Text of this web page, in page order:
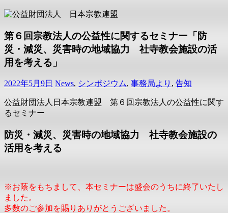
第６回宗教法人の公益性に関するセミナー「防
災・減災、災害時の地域協力 社寺教会施設の活
用を考える」
2022年5月9日 News, シンポジウム, 事務局より , 告知
公益財団法人日本宗教連盟 第６回宗教法人の公益性に関す
るセミナー
防災・減災、災害時の地域協力 社寺教会施設の
活用を考える
※お蔭をもちまして、本セミナーは盛会のうちに終了いたし
ました 。
多数のご参加を賜りありがとうございました。